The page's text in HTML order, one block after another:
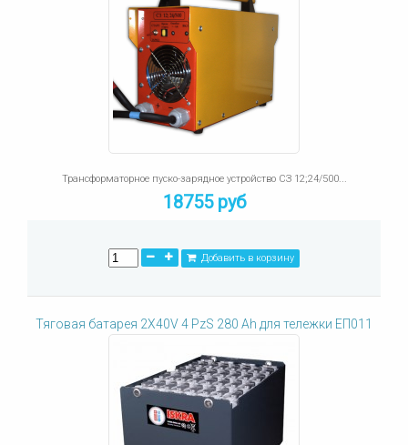
Трансформаторное пуско-зарядное устройство СЗ 12;24/500...
18755 руб
Добавить в корзину
Тяговая батарея 2X40V 4 PzS 280 Ah для тележки ЕП011